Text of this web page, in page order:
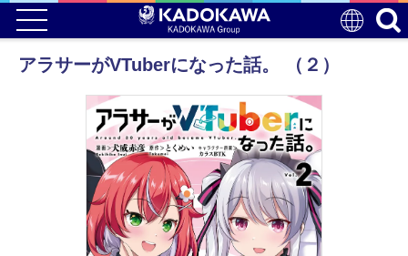
アラサーがVTuberになった話。 （２）